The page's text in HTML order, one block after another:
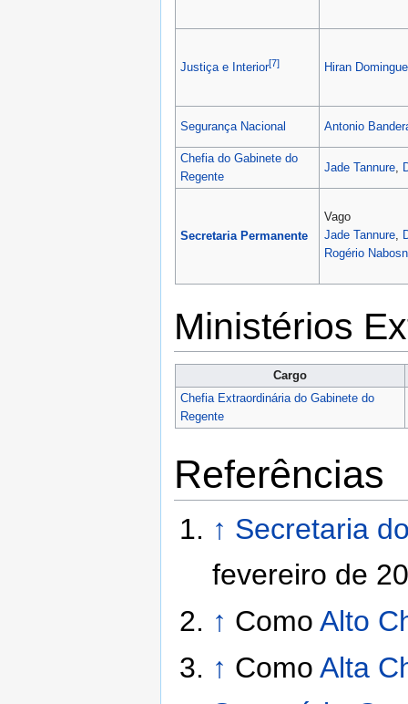
Justiça e Interior[7] Hiran
Segurança Nacional Antonio
Chefia do Gabinete do
Regente
Jade Tannure,
Secretaria Permanente
Vago
Jade Tannure,
Rogério
Ministérios
Cargo
Chefia Extraordinária do Gabinete do
Regente
Referências
↑ Secretaria
fevereiro de
↑ ComoAlto
↑ ComoAlta